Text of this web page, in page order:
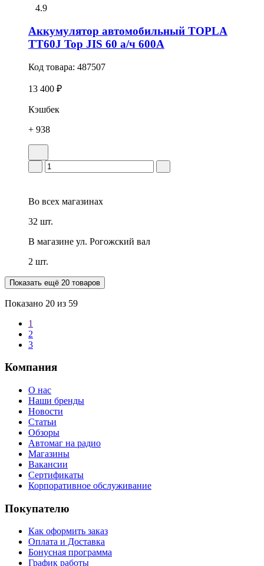
4.9
Аккумулятор автомобильный TOPLA
TT60J Top JIS 60 а/ч 600А
Код товара: 487507
13 400 ₽
Кэшбек
+ 938
Во всех магазинах
32 шт.
В магазине ул. Рогожский вал
2 шт.
Показать ещё 20 товаров
Показано 20 из 59
1
2
3
Компания
О нас
Наши бренды
Новости
Статьи
Обзоры
Автомаг на радио
Магазины
Вакансии
Сертификаты
Корпоративное обслуживание
Покупателю
Как оформить заказ
Оплата и Доставка
Бонусная программа
График работы